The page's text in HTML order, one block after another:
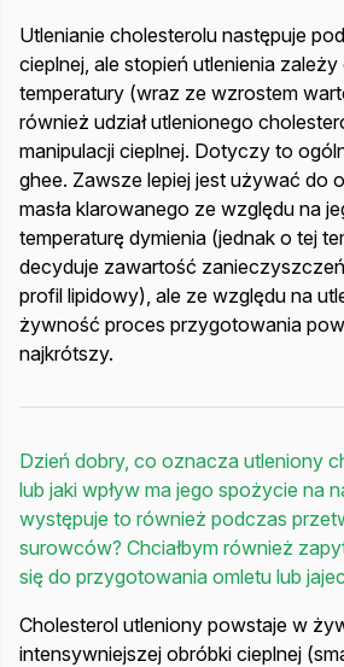
Utlenianie cholesterolu następuje
cieplnej, ale stopień utlenienia
temperatury (wraz ze wzrostem
również udział utlenionego
manipulacji cieplnej. Dotyczy to
ghee. Zawsze lepiej jest używać do
masła klarowanego ze względu na
temperaturę dymienia (jednak o tej
decyduje zawartość
profil lipidowy), ale ze względu na
żywność proces przygotowania
najkrótszy.
Dzień dobry, co oznacza utleniony
lub jaki wpływ ma jego spożycie na
występuje to również podczas
surowców? Chciałbym również
się do przygotowania omletu lub
Cholesterol utleniony powstaje w
intensywniejszej obróbki cieplnej